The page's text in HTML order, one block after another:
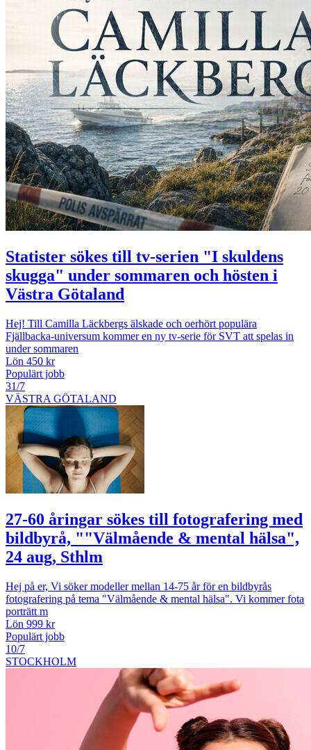
Statister sökes till tv-serien "I skuldens
skugga" under sommaren och hösten i
Västra Götaland
Hej! Till Camilla Läckbergs älskade och oerhört populära
Fjällbacka-universum kommer en ny tv-serie för SVT att spelas in
under sommaren
Lön 450 kr
Populärt jobb
31/7
VÄSTRA GÖTALAND
27-60 åringar sökes till fotografering med
bildbyrå, ""Välmående & mental hälsa",
24 aug, Sthlm
Hej på er, Vi söker modeller mellan 14-75 år för en bildbyrås
fotografering på tema "Välmående & mental hälsa". Vi kommer fota
porträtt m
Lön 999 kr
Populärt jobb
10/7
STOCKHOLM